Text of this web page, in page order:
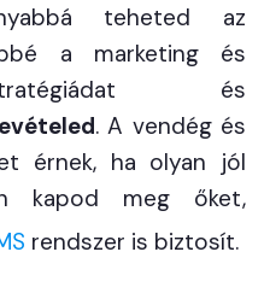
teheted az
a marketing és
és
. A vendég és
érnek, ha olyan jól
kapod meg őket,
rendszer is biztosít.